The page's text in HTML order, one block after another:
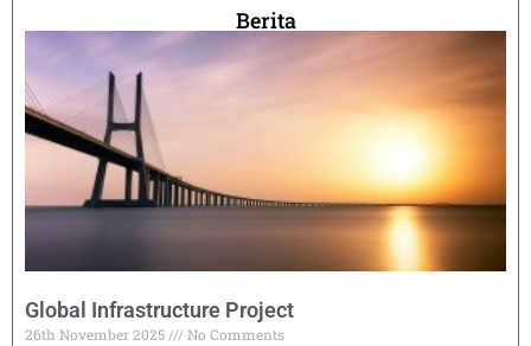
Berita
Global Infrastructure Project
26th November 2025
No Comments